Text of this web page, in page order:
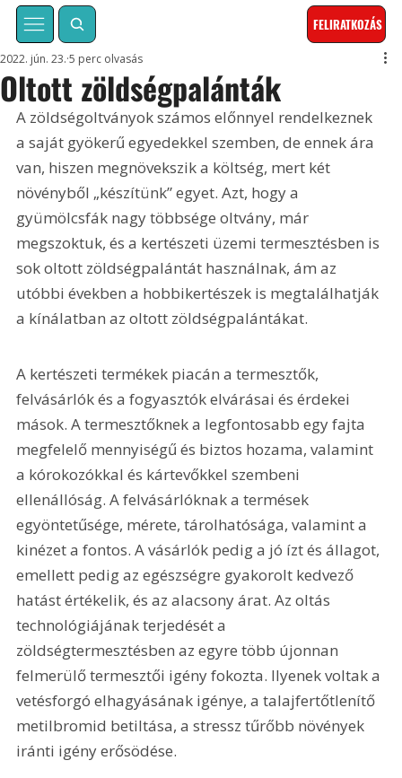
FELIRATKOZÁS
Oltott zöldségpalánták
2022. jún. 23. 5 perc olvasás
A zöldségoltványok számos előnnyel rendelkeznek
a saját gyökerű egyedekkel szemben, de ennek ára
van, hiszen megnövekszik a költség, mert két
növényből „készítünk” egyet. Azt, hogy a
gyümölcsfák nagy többsége oltvány, már
megszoktuk, és a kertészeti üzemi termesztésben is
sok oltott zöldségpalántát használnak, ám az
utóbbi években a hobbikertészek is megtalálhatják
a kínálatban az oltott zöldségpalántákat.
A kertészeti termékek piacán a termesztők,
felvásárlók és a fogyasztók elvárásai és érdekei
mások. A termesztőknek a legfontosabb egy fajta
megfelelő mennyiségű és biztos hozama, valamint
a kórokozókkal és kártevőkkel szembeni
ellenállóság. A felvásárlóknak a termések
egyöntetűsége, mérete, tárolhatósága, valamint a
kinézet a fontos. A vásárlók pedig a jó ízt és állagot,
emellett pedig az egészségre gyakorolt kedvező
hatást értékelik, és az alacsony árat. Az oltás
technológiájának terjedését a
zöldségtermesztésben az egyre több újonnan
felmerülő termesztői igény fokozta. Ilyenek voltak a
vetésforgó elhagyásának igénye, a talajfertőtlenítő
metilbromid betiltása, a stressz tűrőbb növények
iránti igény erősödése.